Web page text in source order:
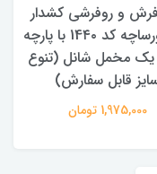
فرش و روفرشی کشدار
مدل ورساچه کد 14۴۰ با پارچه
یک مخمل شانل (تنوع
قابل سفارش)
1,975,000 تومان